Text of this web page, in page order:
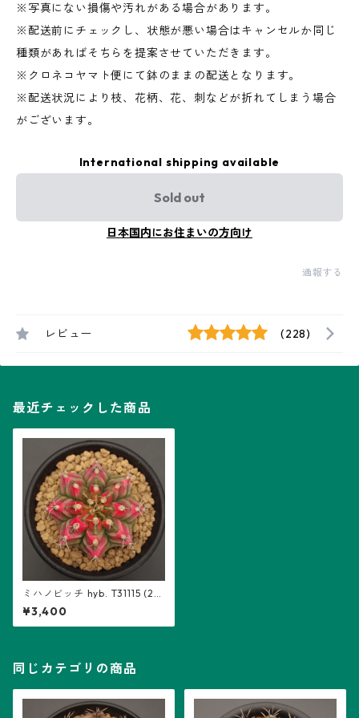
※写真にない損傷や汚れがある場合があります。
※配送前にチェックし、状態が悪い場合はキャンセルか同じ
種類があればそちらを提案させていただきます。
※クロネコヤマト便にて鉢のままの配送となります。
※配送状況により枝、花柄、花、刺などが折れてしまう場合
がございます。
International shipping available
Sold out
日本国内にお住まいの方向け
通報する
レビュー (228)
最近チェックした商品
ミハノビッチ hyb. T31115 (24
06-T01)：ギムノカリキウム
属 ※実生
¥3,400
同じカテゴリの商品